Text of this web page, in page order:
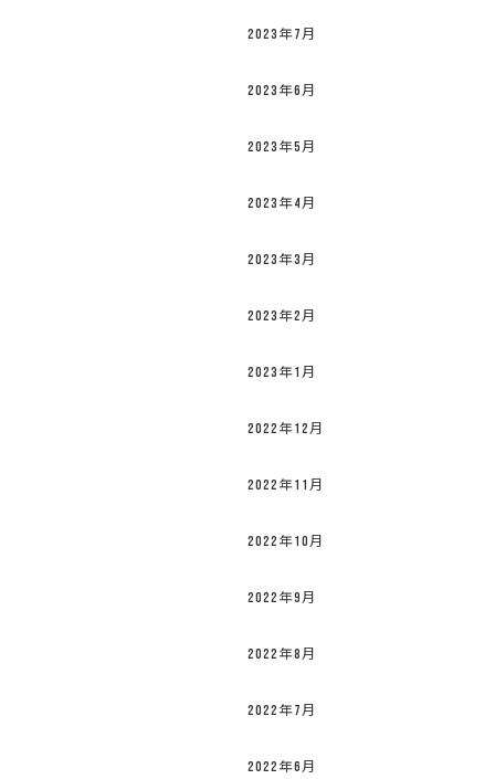
2023年7月
2023年6月
2023年5月
2023年4月
2023年3月
2023年2月
2023年1月
2022年12月
2022年11月
2022年10月
2022年9月
2022年8月
2022年7月
2022年6月